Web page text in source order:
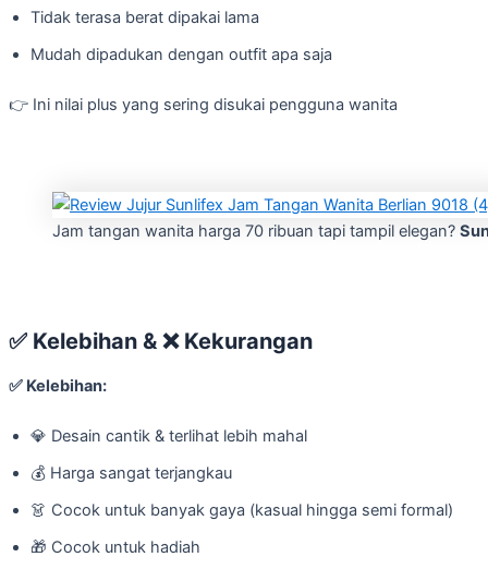
Tidak terasa berat dipakai lama
Mudah dipadukan dengan outfit apa saja
👉 Ini nilai plus yang sering disukai pengguna wanita
Jam tangan wanita harga 70 ribuan tapi tampil elegan?
✅ Kelebihan & ❌Kekurangan
✅ Kelebihan:
💎 Desain cantik & terlihat lebih mahal
💰 Harga sangat terjangkau
👗 Cocok untuk banyak gaya (kasual hingga semi formal)
🎁 Cocok untuk hadiah